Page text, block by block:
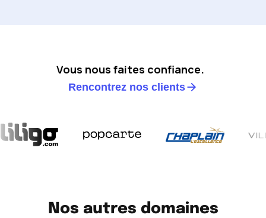
Vous nous faites confiance.
Rencontrez nos clients
Nos autres domaines